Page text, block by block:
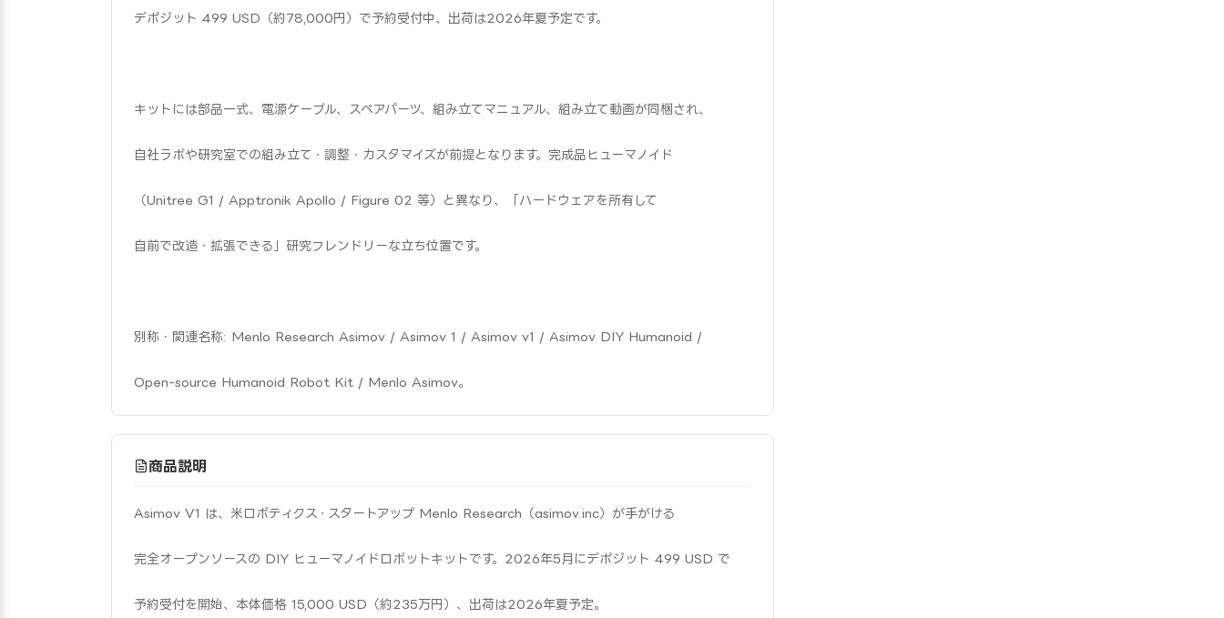
デポジット 499 USD（約78,000円）で予約受付中、出荷は2026年夏予定です。
キットには部品一式、電源ケーブル、スペアパーツ、組み立てマニュアル、組み立て動画が同梱され、
自社ラボや研究室での組み立て・調整・カスタマイズが前提となります。完成品ヒューマノイド
（Unitree G1 / Apptronik Apollo / Figure 02 等）と異なり、「ハードウェアを所有して
自前で改造・拡張できる」研究フレンドリーな立ち位置です。
別称・関連名称: Menlo Research Asimov / Asimov 1 / Asimov v1 / Asimov DIY Humanoid /
Open-source Humanoid Robot Kit / Menlo Asimov。
商品説明
Asimov V1 は、米ロボティクス・スタートアップ Menlo Research（asimov.inc）が手がける
完全オープンソースの DIY ヒューマノイドロボットキットです。2026年5月にデポジット 499 USD で
予約受付を開始、本体価格 15,000 USD（約235万円）、出荷は2026年夏予定。